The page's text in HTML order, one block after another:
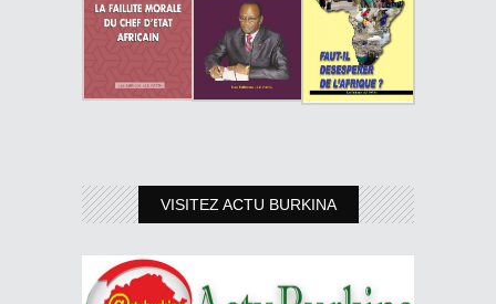
VISITEZ ACTU BURKINA